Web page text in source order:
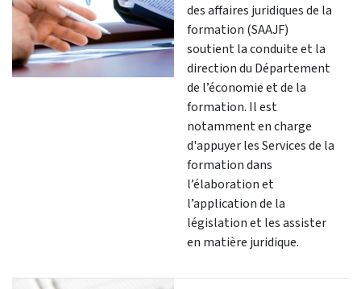
des affaires juridiques de la
formation (SAAJF)
soutient la conduite et la
direction du Département
de l’économie et de la
formation. Il est
notamment en charge
d'appuyer les Services de la
formation dans
l’élaboration et
l’application de la
législation et les assister
en matière juridique.